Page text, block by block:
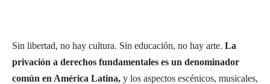
Sin libertad, no hay cultura. Sin educación, no hay arte. La
privación a derechos fundamentales es un denominador
común en América Latina, y los aspectos escénicos, musicales,